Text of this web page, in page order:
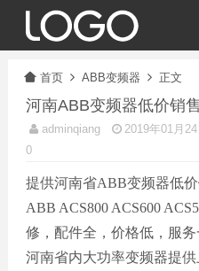
首页 ABB变频器 正文
河南ABB变频器低价销
adminqiang 2019年01月24
0
提供河南省ABB变频器低
ABB ACS800 ACS600
修，配件全，价格低，服
河南省内大功率变频器提